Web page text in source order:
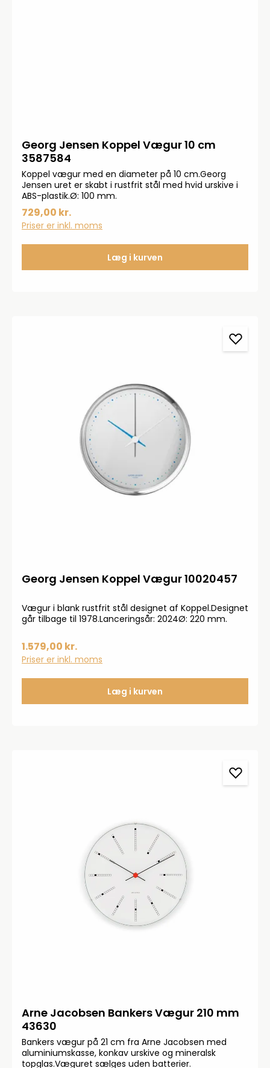
Georg Jensen Koppel Vægur 10 cm
3587584
Koppel vægur med en diameter på 10 cm.Georg
Jensen uret er skabt i rustfrit stål med hvid urskive i
ABS-plastik.Ø: 100 mm.
729,00 kr.
Priser er inkl. moms
Læg i kurven
Georg Jensen Koppel Vægur 10020457
Vægur i blank rustfrit stål designet af Koppel.Designet
går tilbage til 1978.Lanceringsår: 2024Ø: 220 mm.
1.579,00 kr.
Priser er inkl. moms
Læg i kurven
Arne Jacobsen Bankers Vægur 210 mm
43630
Bankers vægur på 21 cm fra Arne Jacobsen med
aluminiumskasse, konkav urskive og mineralsk
topglas.Væguret sælges uden batterier.